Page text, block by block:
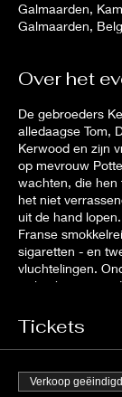
Galmaarden,
Galmaarden,
Over het
De gebroeders
alledaagse Tom,
Kerwood en zijn
op mevrouw
wachten, die hen
het niet
uit de hand
Franse
sigaretten - en
vluchtelingen.
betrokken zijn)
het huis dat Tom
ontstaat een
steeds wildere
om Linda,
Tickets
Verkoop